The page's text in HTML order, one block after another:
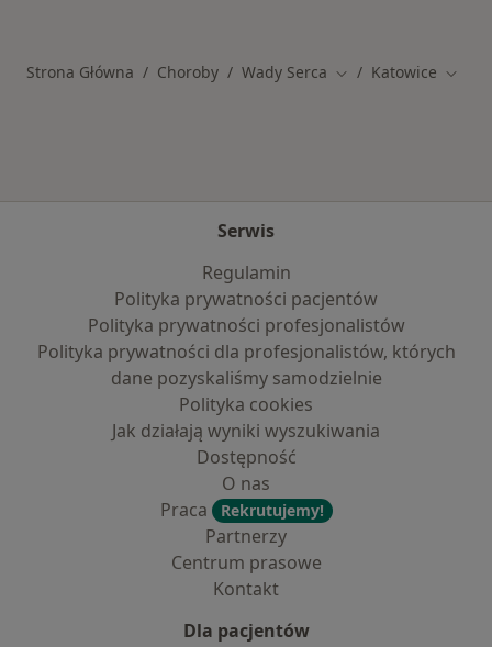
Strona Główna Choroby Wady Serca Zmień miasto
Katowice
Serwis
Regulamin
Polityka prywatności pacjentów
Polityka prywatności profesjonalistów
Polityka prywatności dla profesjonalistów, których
dane pozyskaliśmy samodzielnie
Polityka cookies
Jak działają wyniki wyszukiwania
Dostępność
O nas
Praca
Rekrutujemy!
Partnerzy
Centrum prasowe
Kontakt
Dla pacjentów